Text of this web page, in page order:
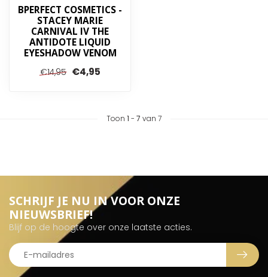
BPERFECT COSMETICS -
STACEY MARIE
CARNIVAL IV THE
ANTIDOTE LIQUID
EYESHADOW VENOM
€14,95 €4,95
Toon 1 - 7 van 7
SCHRIJF JE NU IN VOOR ONZE
NIEUWSBRIEF!
Blijf op de hoogte over onze laatste acties.